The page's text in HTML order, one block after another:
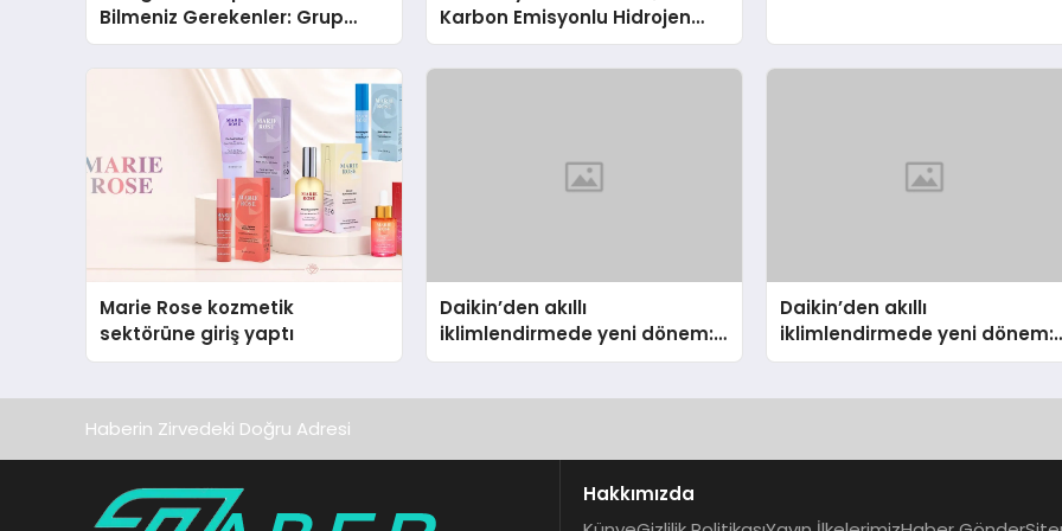
Bilmeniz Gerekenler: Grup
Sahipleri İçin Telegram’da
Hedef Kitleye Ulaşma
Karbon Emisyonlu Hidrojen
Isıtma Teknolojisinde ISO ve
TSSA Düzenleyici Onaylarını
Marie Rose kozmetik
sektörüne giriş yaptı
Daikin’den akıllı
iklimlendirmede yeni dönem:
Madoka Plus Türkiye’de
Daikin’den akıllı
iklimlendirmede yeni dönem:
Madoka Plus Türkiye’de
Haberin Zirvedeki Doğru Adresi
Hakkımızda